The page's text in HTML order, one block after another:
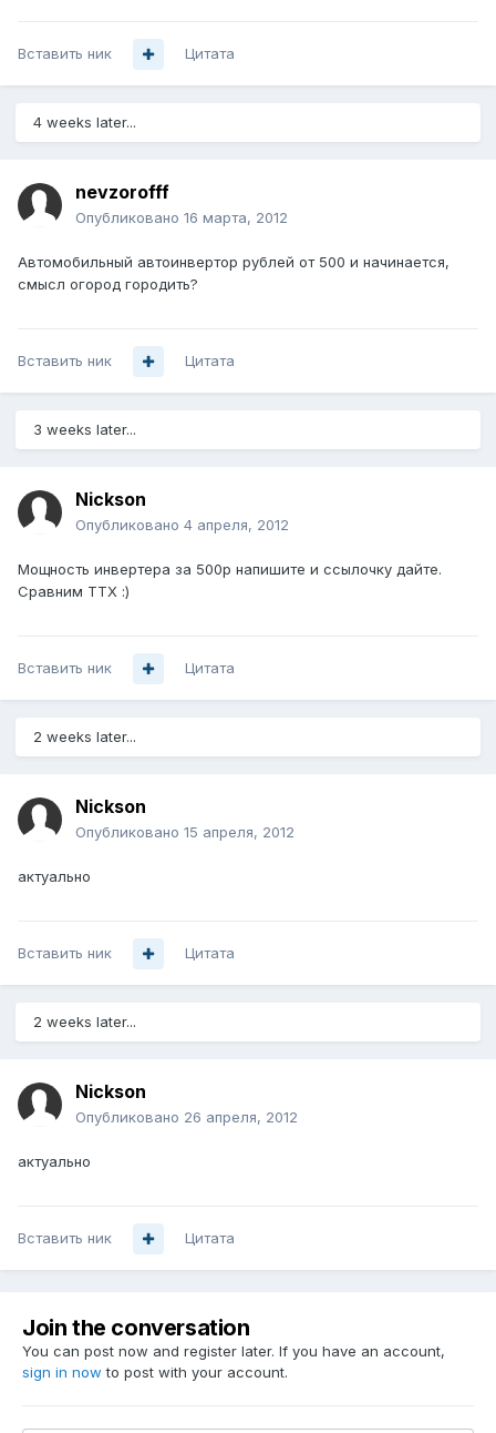
Вставить ник Цитата
4 weeks later...
nevzorofff
Опубликовано 16 марта, 2012
Автомобильный автоинвертор рублей от 500 и начинается,
смысл огород городить?
Вставить ник Цитата
3 weeks later...
Nickson
Опубликовано 4 апреля, 2012
Мощность инвертера за 500р напишите и ссылочку дайте.
Сравним ТТХ :)
Вставить ник Цитата
2 weeks later...
Nickson
Опубликовано 15 апреля, 2012
актуально
Вставить ник Цитата
2 weeks later...
Nickson
Опубликовано 26 апреля, 2012
актуально
Вставить ник Цитата
Join the conversation
You can post now and register later. If you have an account,
sign in now to post with your account.